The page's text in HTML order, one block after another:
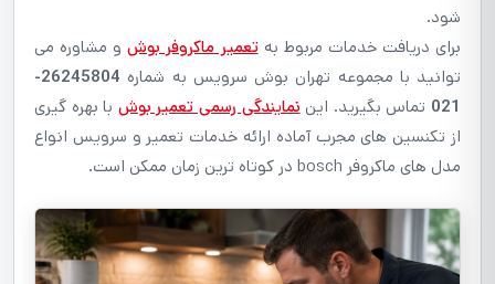
شود.
برای دریافت خدمات مربوط بهتعمیر ماکروفر بوشو مشاوره می
توانید با مجموعه تهران بوش سرویس به شماره
26245804-
021 تماس بگیرید. این نمایندگی رسمی تعمیر بوش با بهره گیری
از تکنسین های مجرب آماده ارائه خدمات تعمیر و سرویس انواع
مدل های ماکروفر bosch در کوتاه ترین زمان ممکن است.